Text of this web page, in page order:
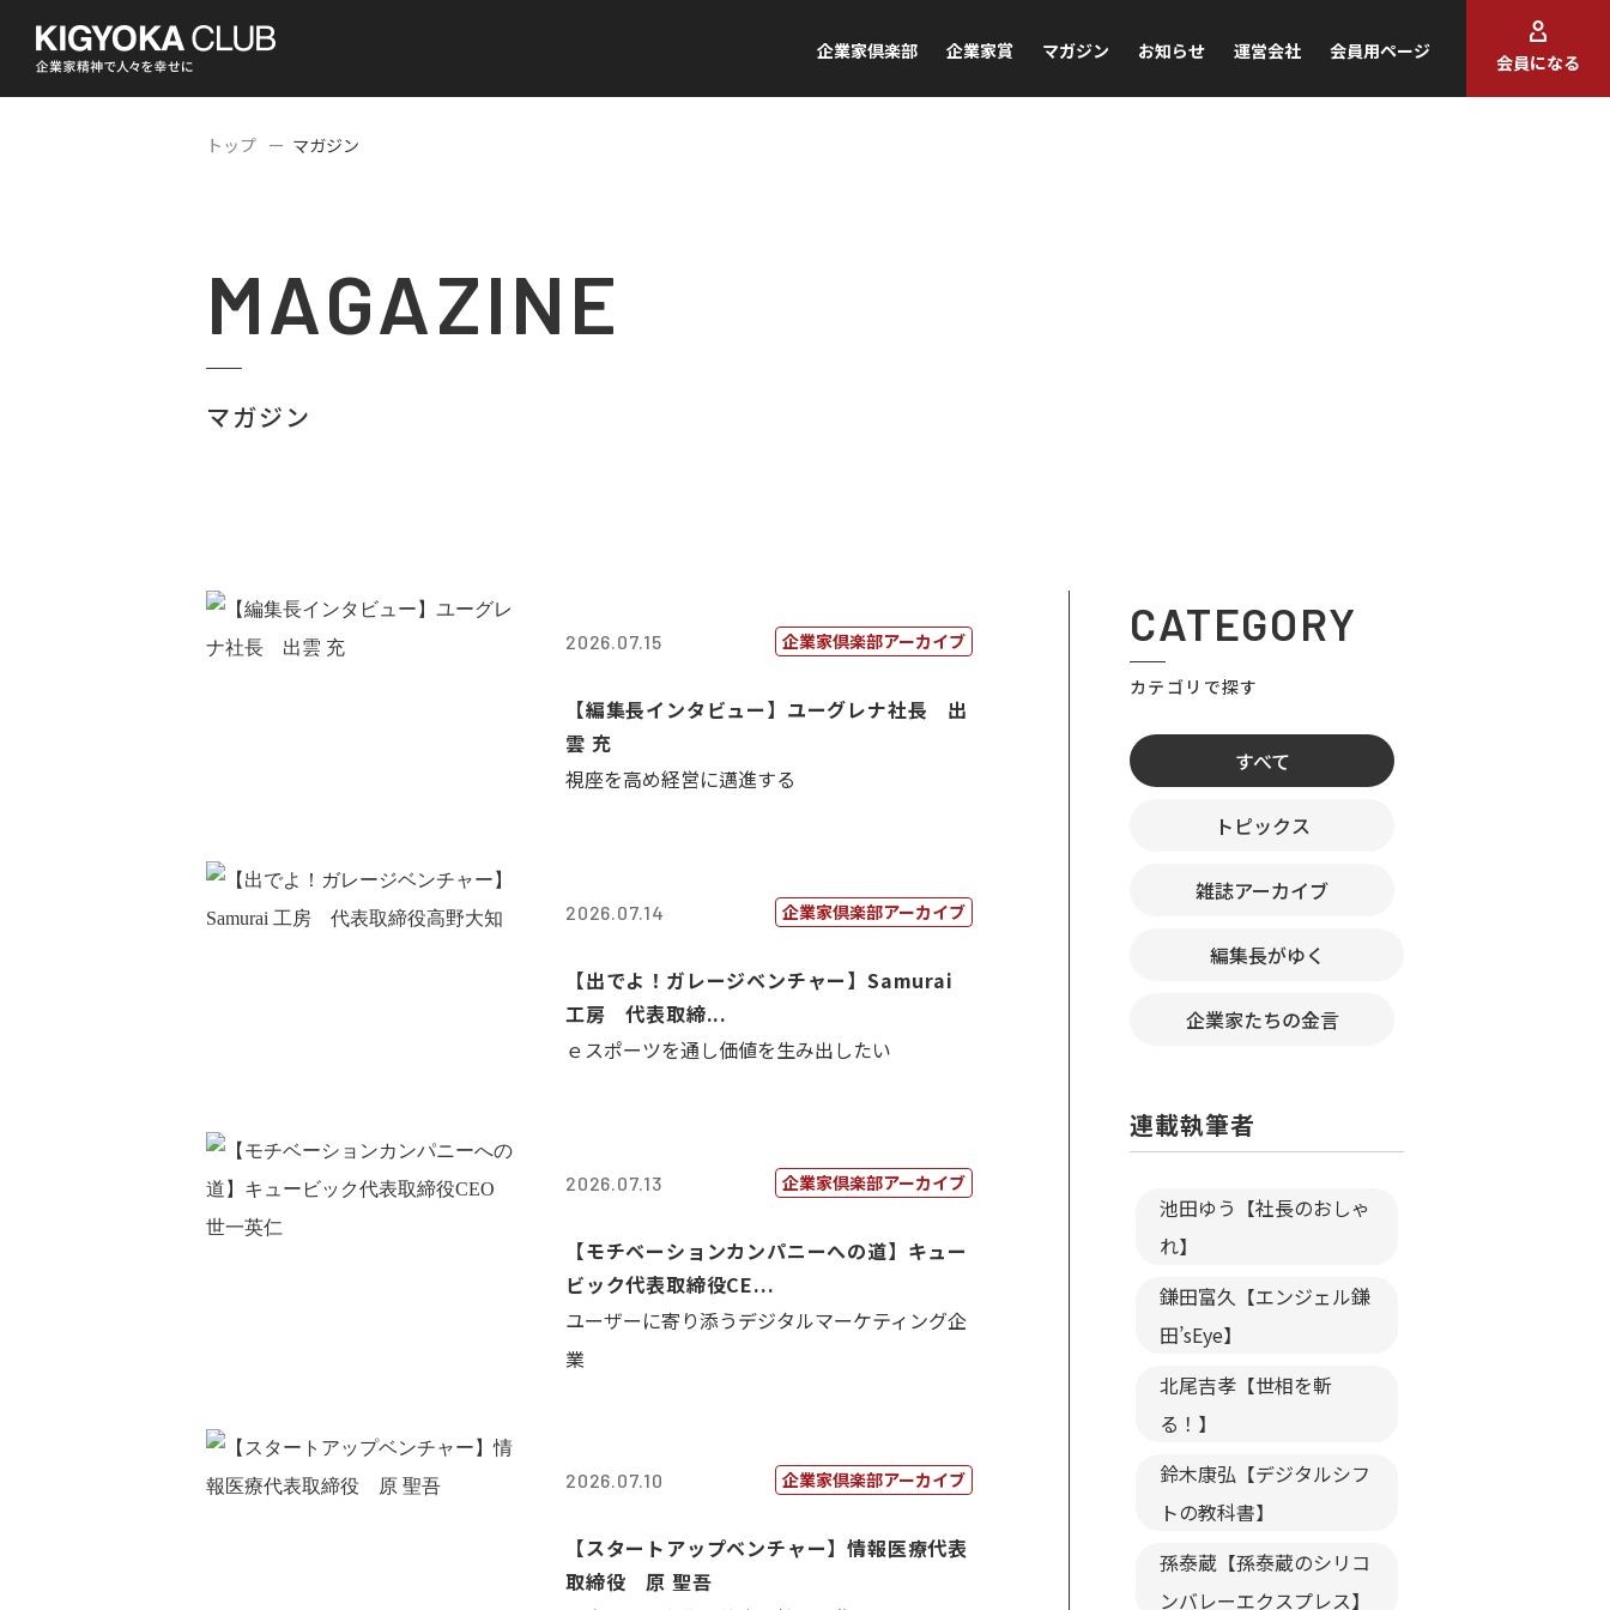
企業家倶楽部 企業家賞 マガジン お知らせ 運営会社 会員用ページ
会員になる
トップ マガジン
MAGAZINE
マガジン
2026.07.15 企業家倶楽部アーカイブ
【編集長インタビュー】ユーグレナ社長 出
雲 充
視座を高め経営に邁進する
2026.07.14 企業家倶楽部アーカイブ
【出でよ！ガレージベンチャー】Samurai
工房 代表取締...
ｅスポーツを通し価値を生み出したい
2026.07.13 企業家倶楽部アーカイブ
【モチベーションカンパニーへの道】キュー
ビック代表取締役CE...
ユーザーに寄り添うデジタルマーケティング企
業
2026.07.10 企業家倶楽部アーカイブ
【スタートアップベンチャー】情報医療代表
取締役 原 聖吾
CATEGORY
カテゴリで探す
すべて
トピックス
雑誌アーカイブ
編集長がゆく
企業家たちの金言
連載執筆者
池田ゆう【社長のおしゃ
れ】
鎌田富久【エンジェル鎌
田’sEye】
北尾吉孝【世相を斬
る！】
鈴木康弘【デジタルシフ
トの教科書】
孫泰蔵【孫泰蔵のシリコ
ンバレーエクスプレス】